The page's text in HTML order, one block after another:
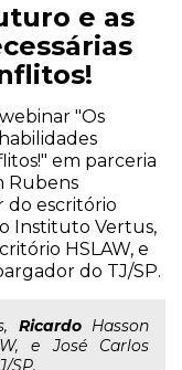
e as
"Os
em parceria
Rubens
do escritório
Instituto Vertus,
HSLAW, e
do TJ/SP.
RicardoHasson
e José Carlos
SP.